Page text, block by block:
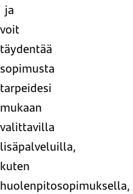
ja
voit
täydentää
sopimusta
tarpeidesi
mukaan
valittavilla
lisäpalveluilla,
kuten
huolenpitosopimuksella,